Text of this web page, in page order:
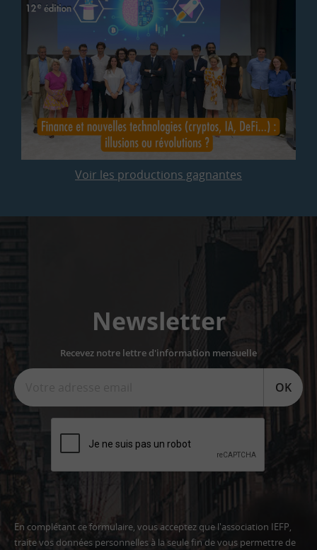
Voir les productions gagnantes
Newsletter
Recevez notre lettre d'information mensuelle
OK
En complétant ce formulaire, vous acceptez que l'association IEFP,
traite vos données personnelles à la seule fin de vous permettre de